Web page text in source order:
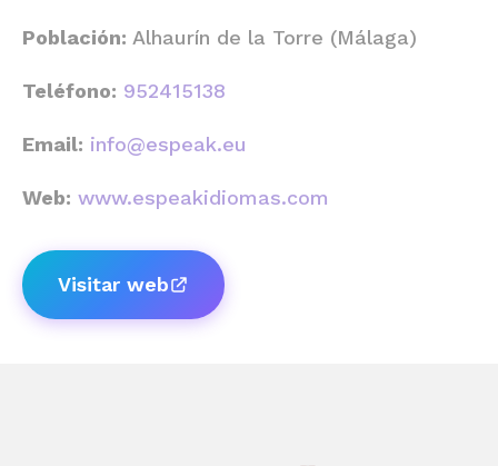
Población: Alhaurín de la Torre (Málaga)
Teléfono: 952415138
Email: info@espeak.eu
Web: www.espeakidiomas.com
Visitar web